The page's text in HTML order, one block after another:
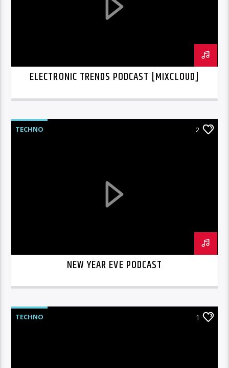
ELECTRONIC TRENDS PODCAST [MIXCLOUD]
TECHNO 2
NEW YEAR EVE PODCAST
TECHNO 1